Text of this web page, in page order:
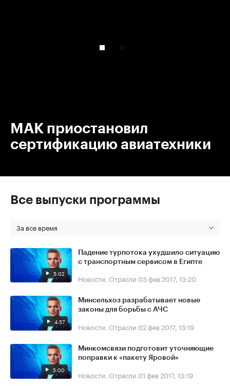
МАК приостановил
сертификацию авиатехники
Все выпуски программы
За все время
5:02
Падение турпотока ухудшило ситуацию
с транспортным сервисом в Египте
Новости. Отрасли 03 фев 2017, 13:20
4:57
Минсельхоз разрабатывает новые
законы для борьбы с АЧС
Новости. Отрасли 02 фев 2017, 13:19
5:00
Минкомсвязи подготовит уточняющие
поправки к «пакету Яровой»
Новости. Отрасли 01 фев 2017, 13:19